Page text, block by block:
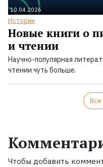
10.04.2026
Истории
Новые книги о
и чтении
Научно-популярная
чтении чуть больше.
Все
Чтобы добавить